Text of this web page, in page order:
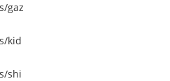
gaz
kid
shi